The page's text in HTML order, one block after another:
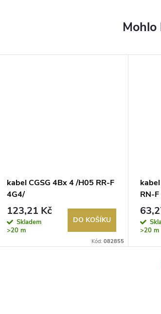
kabel CGSG 4Bx 4 /H05 RR-F
4G4/
123,21 Kč
Skladem
>20 m
DO KOŠÍKU
Kód: 082855
RN-
>20 m